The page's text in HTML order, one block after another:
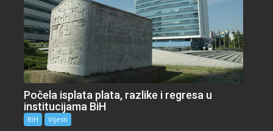
Počela isplata plata, razlike i regresa u
institucijama BiH
BiH Vijesti